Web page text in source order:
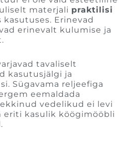
materjali praktilisi
kasutuses. Erinevad
erinevalt kulumise ja
tavaliselt
kasutusjälgi ja
Sügavama reljeefiga
eemaldada
vedelikud ei levi
eriti kasulik köögimööbli